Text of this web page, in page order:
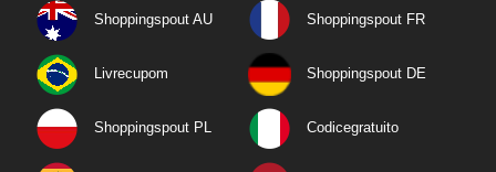
Shoppingspout AU Shoppingspout FR
Livrecupom Shoppingspout DE
Shoppingspout PL Codicegratuito